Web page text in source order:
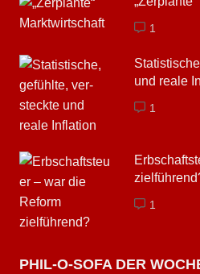
1
und reale
1
1
PHIL-O-SOFA DER